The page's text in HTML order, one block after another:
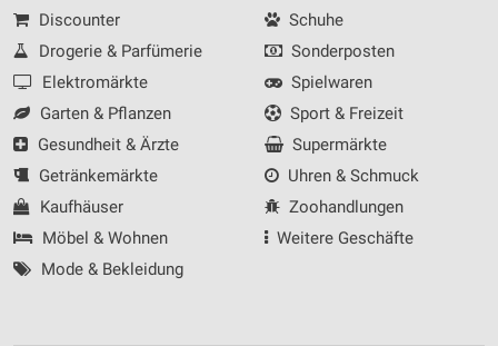
Discounter
Drogerie & Parfümerie
Elektromärkte
Garten & Pflanzen
Gesundheit & Ärzte
Getränkemärkte
Kaufhäuser
Möbel & Wohnen
Mode & Bekleidung
Schuhe
Sonderposten
Spielwaren
Sport & Freizeit
Supermärkte
Uhren & Schmuck
Zoohandlungen
Weitere Geschäfte